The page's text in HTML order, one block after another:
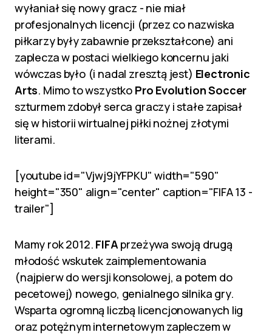
wyłaniał się nowy gracz - nie miał
profesjonalnych licencji (przez co nazwiska
piłkarzy były zabawnie przekształcone) ani
zaplecza w postaci wielkiego koncernu jaki
wówczas było (i nadal zresztą jest) Electronic
Arts. Mimo to wszystko Pro Evolution Soccer
szturmem zdobył serca graczy i stałe zapisał
się w historii wirtualnej piłki nożnej złotymi
literami.
[youtube id="Vjwj9jYFPKU" width="590"
height="350" align="center" caption="FIFA 13 -
trailer"]
Mamy rok 2012. FIFAprzeżywa swoją drugą
młodość wskutek zaimplementowania
(najpierw do wersji konsolowej, a potem do
pecetowej) nowego, genialnego silnika gry.
Wsparta ogromną liczbą licencjonowanych lig
oraz potężnym internetowym zapleczem w